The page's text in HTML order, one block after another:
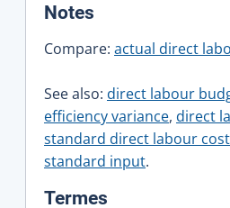
Notes
Compare: actual direct
See also: direct labour
efficiency variance, direct
standard direct labour cost
standard input.
Termes